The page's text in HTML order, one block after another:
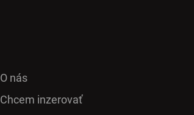
O nás
Chcem inzerovať